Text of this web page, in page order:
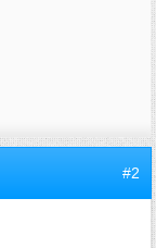
#2